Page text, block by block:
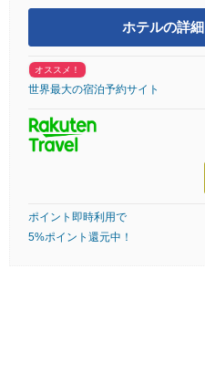
ホテルの詳
オススメ！
世界最大の宿泊予約サイト
ポイント即時利用で
5%ポイント還元中！